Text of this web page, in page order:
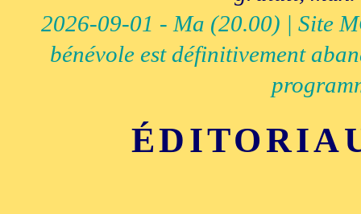
2026-09-01 - Ma (20.00) | Site
bénévole est définitivement